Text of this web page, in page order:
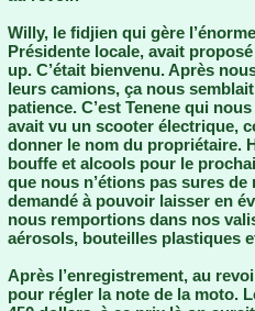
Willy, le fidjien qui gère
Présidente locale, avait
up. C’était bienvenu. Après
leurs camions, ça nous
patience. C’est Tenene qui
avait vu un scooter électrique,
donner le nom du propriétaire.
bouffe et alcools pour le
que nous n’étions pas sures
demandé à pouvoir laisser en
nous remportions dans nos
aérosols, bouteilles plastiques
Après l’enregistrement, au
pour régler la note de la moto.